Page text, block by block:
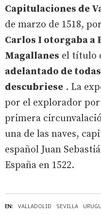
EN: VALLADOLID SEVILLA
Capitulaciones de
de marzo de 1518,
Carlos I otorgaba a
Magallanes el título
adelantado de
descubriese . La
por el explorador
primera
una de las naves,
español Juan
España en 1522.